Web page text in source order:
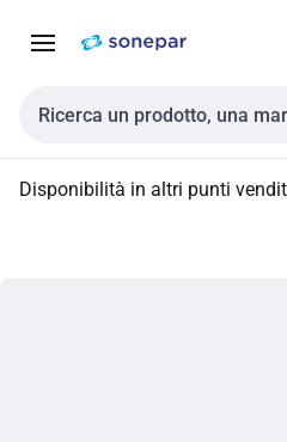
navigazione alla
Cerca input
Disponibilità in altri punti